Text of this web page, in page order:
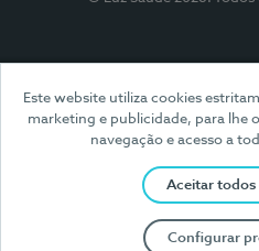
Este website utiliza cookies
marketing e publicidade, para lhe
navegação e acesso a
Aceitar todos
Configurar